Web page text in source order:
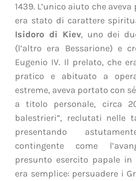
1439. L’unico aiuto che
era stato di carattere
Isidoro di Kiev, uno dei
(l’altro era Bessarione) e
Eugenio IV. Il prelato, che
pratico e abituato a
estreme, aveva portato con
a titolo personale, circa
balestrieri”, reclutati nelle
presentando
contingente come
presunto esercito papale in
era semplice: persuadere i